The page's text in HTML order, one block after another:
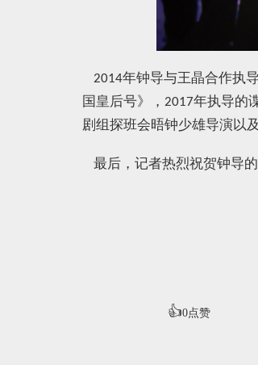
2014年钟导与王晶合作执
国皇后号》， 2017年执导的
剧组探班会晤钟少雄导演以
最后，记者热烈祝贺钟导
👍0点赞